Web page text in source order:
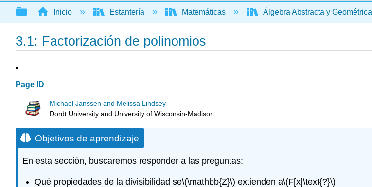
Buscar
Expandir/contraer jerarquía global
Inicio Estantería Matemáticas Álgebra Abstracta y Geométrica
3.1: Factorización de polinomios
Page ID
Michael Janssen and Melissa Lindsey
Dordt University and University of Wisconsin-Madison
Objetivos de aprendizaje
En esta sección, buscaremos responder a las preguntas:
Qué propiedades de la divisibilidad se\(\mathbb{Z}\) extienden a\(F[x]\text{?}\)